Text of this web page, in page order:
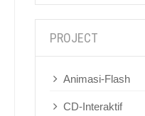
PROJECT
Animasi-Flash
CD-Interaktif